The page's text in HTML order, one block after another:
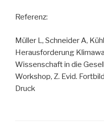
Referenz:
Müller L, Schneider A,
Herausforderung
Wissenschaft in die
Workshop, Z. Evid.
Druck